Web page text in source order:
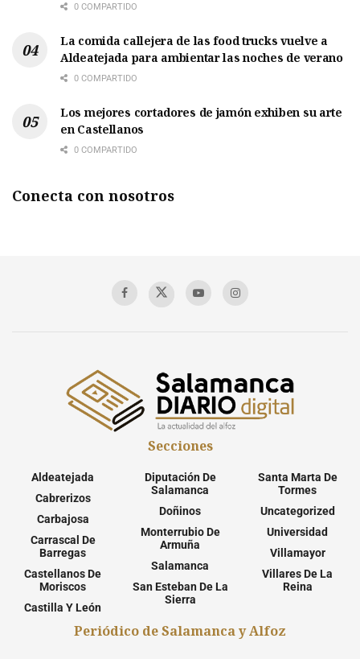
0 COMPARTIDO
La comida callejera de las food trucks vuelve a
Aldeatejada para ambientar las noches de verano
0 COMPARTIDO
Los mejores cortadores de jamón exhiben su arte
en Castellanos
0 COMPARTIDO
Conecta con nosotros
Secciones
Aldeatejada
Cabrerizos
Carbajosa
Carrascal De
Barregas
Castellanos De
Moriscos
Castilla Y León
Diputación De
Salamanca
Doñinos
Monterrubio De
Armuña
Salamanca
San Esteban De La
Sierra
Santa Marta De
Tormes
Uncategorized
Universidad
Villamayor
Villares De La
Reina
Periódico de Salamanca y Alfoz